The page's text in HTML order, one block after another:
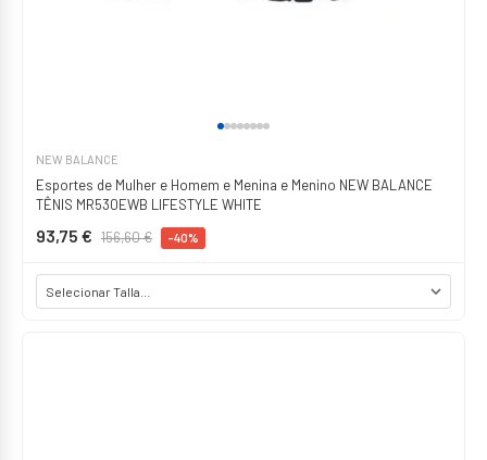
NEW BALANCE
Esportes de Mulher e Homem e Menina e Menino NEW BALANCE
TÊNIS MR530EWB LIFESTYLE WHITE
93,75 € 156,60 € -40%